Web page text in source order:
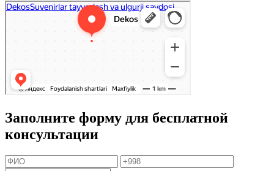
Заполните форму для бесплатной
консультации